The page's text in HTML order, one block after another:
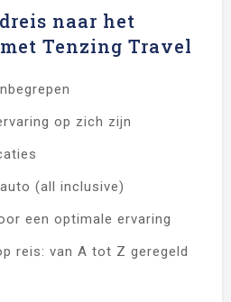
naar het
Tenzing Travel
op zich zijn
(all inclusive)
een optimale ervaring
reis: van A tot Z geregeld